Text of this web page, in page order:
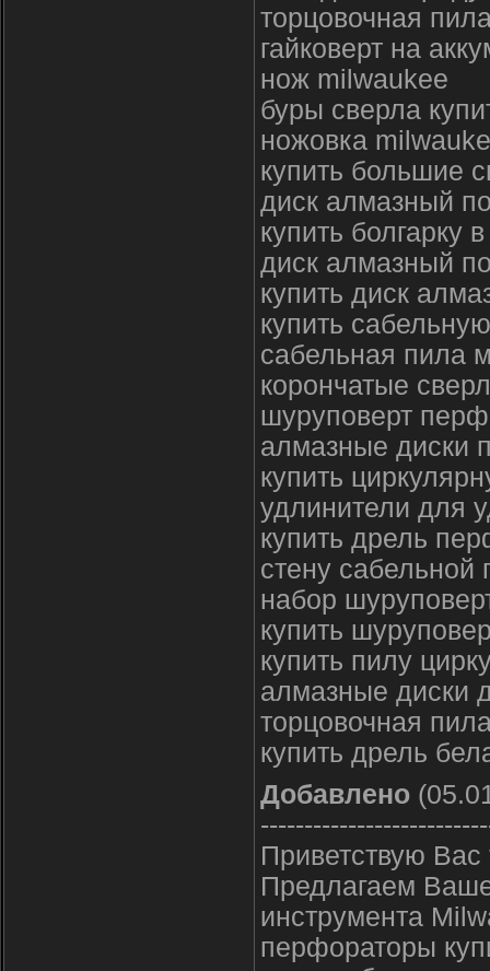
торцовочная
гайковерт на
нож milwaukee
буры сверла
ножовка
купить большие
диск алмазный
купить болгарку
диск алмазный
купить диск
купить
сабельная пила
корончатые
шуруповерт
алмазные диски
купить
удлинители для
купить дрель
стену сабельной
набор
купить
купить пилу
алмазные диски
торцовочная
купить дрель
Добавлено
Приветствую
Предлагаем
инструмента
перфораторы